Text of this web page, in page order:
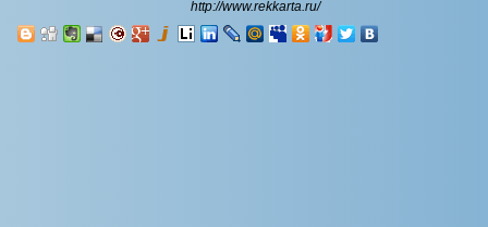
http://www.rekkarta.ru/